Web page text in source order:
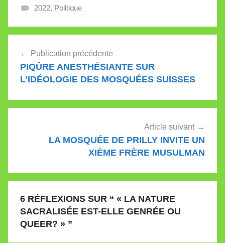
2022, Politique
de
l’article
Publication précédente
PIQÛRE ANESTHÉSIANTE SUR
L’IDÉOLOGIE DES MOSQUÉES SUISSES
Article suivant
LA MOSQUÉE DE PRILLY INVITE UN
XIÈME FRÈRE MUSULMAN
6 RÉFLEXIONS SUR “ « LA NATURE
SACRALISÉE EST-ELLE GENRÉE OU
QUEER? » ”